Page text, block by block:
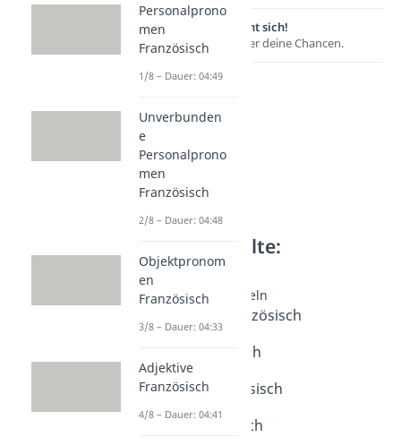
Lernen lohnt sich!
Entdecke hier deine Chancen.
Weitere Inhalte:
Französisch
Französische Vokabeln
Wochentage Französisch
Dauer: 03:02
Zahlen Französisch
Dauer: 05:12
Uhrzeiten Französisch
Dauer: 03:14
Farben Französisch
Personalprono
men
Französisch
1/8 – Dauer: 04:49
Unverbunden
e
Personalprono
men
Französisch
2/8 – Dauer: 04:48
Objektpronom
en
Französisch
3/8 – Dauer: 04:33
Adjektive
Französisch
4/8 – Dauer: 04:41